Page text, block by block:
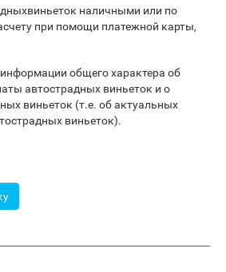
наличными или по
при помощи платежной карты,
общего характера об
автострадных виньеток и о
виньеток (т.е. об актуальных
виньеток).